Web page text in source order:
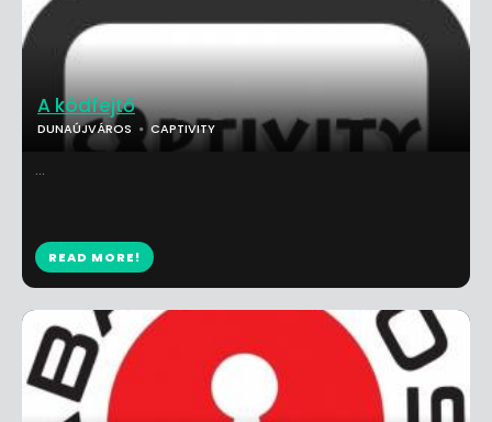
A kódfejtő
DUNAÚJVÁROS CAPTIVITY
...
READ MORE!